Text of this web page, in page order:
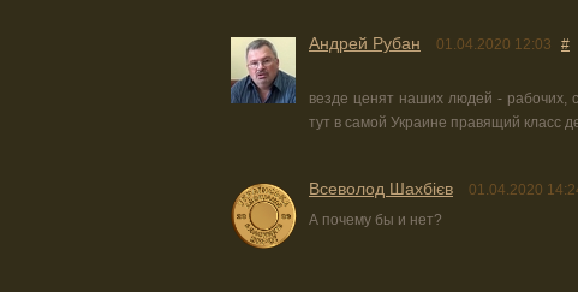
Андрей Рубан 01.04.2020 12:03 #
везде ценят наших людей - рабочих,
тут в самой Украине правящий класс
Всеволод Шахбієв 01.04.2020
А почему бы и нет?